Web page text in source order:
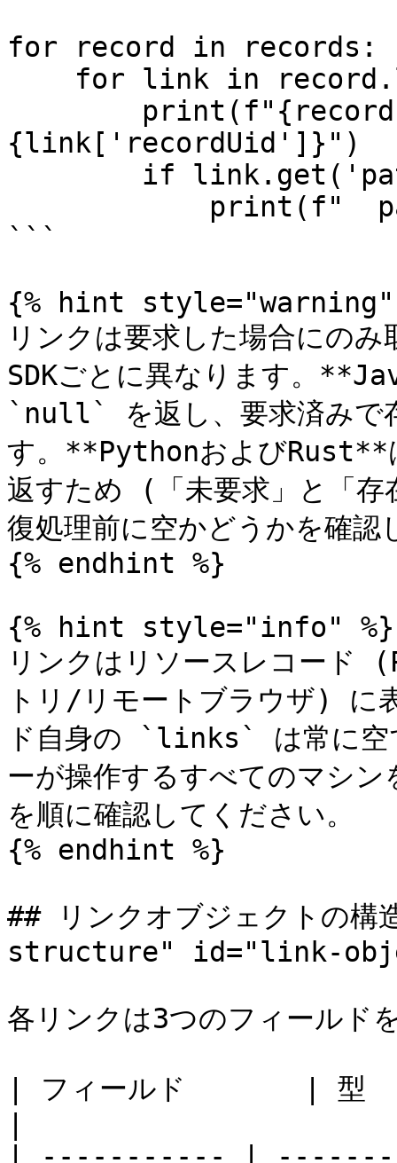
for record in records:
{link['recordUid']}")
```
{% hint style="warning"
リンクは要求した場合にの
SDKごとに異なります。
`null` を返し、要求済みで
す。**PythonおよびRust**
返すため (「未要求」と「存
復処理前に空かどうかを確認
{% endhint %}
{% hint style="info" %}
リンクはリソースレコード
トリ/リモートブラウザ) に
ド自身の `links` は常に空
ーが操作するすべてのマシ
を順に確認してください。
{% endhint %}
## リンクオブジェクト
structure" id="link-
各リンクは3つのフィールド
| フィールド       |
| ----------- |